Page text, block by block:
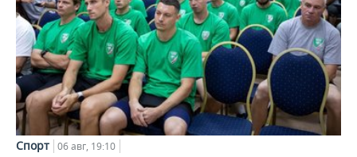
Спорт 06 авг, 19:10